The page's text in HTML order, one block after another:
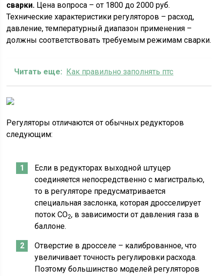
сварки. Цена вопроса – от 1800 до 2000 руб.
Технические характеристики регуляторов – расход,
давление, температурный диапазон применения –
должны соответствовать требуемым режимам сварки.
Читать еще: Как правильно заполнять птс
Регуляторы отличаются от обычных редукторов
следующим:
Если в редукторах выходной штуцер
соединяется непосредственно с магистралью,
то в регуляторе предусматривается
специальная заслонка, которая дросселирует
поток СО2, в зависимости от давления газа в
баллоне.
Отверстие в дросселе – калиброванное, что
увеличивает точность регулировки расхода.
Поэтому большинство моделей регуляторов